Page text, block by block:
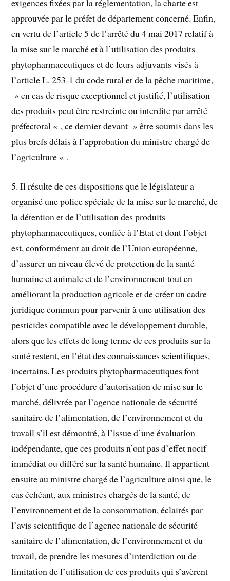
exigences fixées par la réglementation, la charte est
approuvée par le préfet de département concerné. Enfin,
en vertu de l’article 5 de l’arrêté du 4 mai 2017 relatif à
la mise sur le marché et à l’utilisation des produits
phytopharmaceutiques et de leurs adjuvants visés à
l’article L. 253-1 du code rural et de la pêche maritime,
» en cas de risque exceptionnel et justifié, l’utilisation
des produits peut être restreinte ou interdite par arrêté
préfectoral « , ce dernier devant » être soumis dans les
plus brefs délais à l’approbation du ministre chargé de
l’agriculture « .
5. Il résulte de ces dispositions que le législateur a
organisé une police spéciale de la mise sur le marché, de
la détention et de l’utilisation des produits
phytopharmaceutiques, confiée à l’Etat et dont l’objet
est, conformément au droit de l’Union européenne,
d’assurer un niveau élevé de protection de la santé
humaine et animale et de l’environnement tout en
améliorant la production agricole et de créer un cadre
juridique commun pour parvenir à une utilisation des
pesticides compatible avec le développement durable,
alors que les effets de long terme de ces produits sur la
santé restent, en l’état des connaissances scientifiques,
incertains. Les produits phytopharmaceutiques font
l’objet d’une procédure d’autorisation de mise sur le
marché, délivrée par l’agence nationale de sécurité
sanitaire de l’alimentation, de l’environnement et du
travail s’il est démontré, à l’issue d’une évaluation
indépendante, que ces produits n’ont pas d’effet nocif
immédiat ou différé sur la santé humaine. Il appartient
ensuite au ministre chargé de l’agriculture ainsi que, le
cas échéant, aux ministres chargés de la santé, de
l’environnement et de la consommation, éclairés par
l’avis scientifique de l’agence nationale de sécurité
sanitaire de l’alimentation, de l’environnement et du
travail, de prendre les mesures d’interdiction ou de
limitation de l’utilisation de ces produits qui s’avèrent